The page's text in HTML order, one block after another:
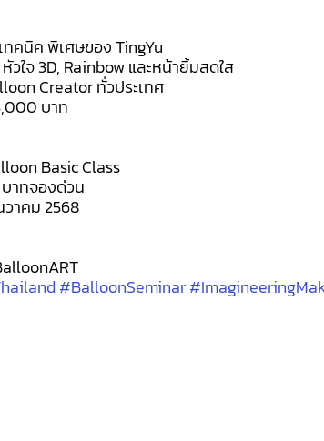
ทคนิค พิเศษของ TingYu
ใจ 3D, Rainbow และหน้ายิ้มสดใส
Creator ทั่วประเทศ
บาท
Basic Class
บาทจองด่วน
วาคม 2568
#BalloonSeminar